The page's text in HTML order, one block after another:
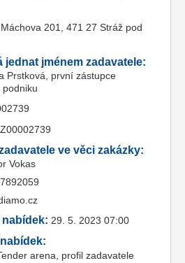
Máchova 201, 471 27 Stráž pod
jednat jménem zadavatele:
Prstková, první zástupce
ve věci zakázky:
Vokas
29. 5. 2023 07:00
arena, profil zadavatele